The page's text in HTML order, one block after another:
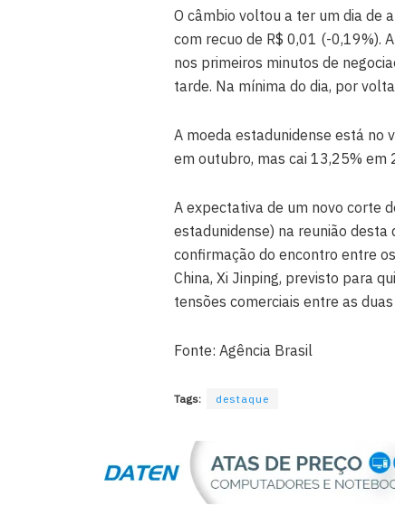
O câmbio voltou a ter um dia de
com recuo de R$ 0,01 (-0,19%).
nos primeiros minutos de
tarde. Na mínima do dia, por
A moeda estadunidense está no
em outubro, mas cai 13,25% em
A expectativa de um novo corte
estadunidense) na reunião
confirmação do encontro entre
China, Xi Jinping, previsto para
tensões comerciais entre as
Fonte: Agência Brasil
Tags: destaque